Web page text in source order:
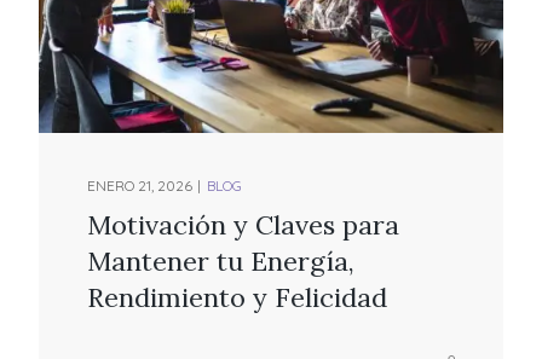
ENERO 21, 2026 BLOG
Motivación y Claves para
Mantener tu Energía,
Rendimiento y Felicidad